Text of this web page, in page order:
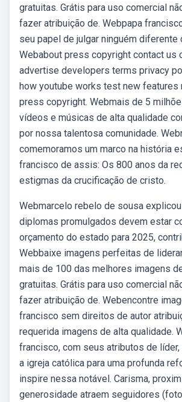
gratuitas. Grátis para uso comercial
fazer atribuição de. Webpapa
seu papel de julgar ninguém diferente
Webabout press copyright contact us
advertise developers terms privacy
how youtube works test new features
press copyright. Webmais de 5
vídeos e músicas de alta qualidade
por nossa talentosa comunidade.
comemoramos um marco na história
francisco de assis: Os 800 anos da
estigmas da crucificação de cristo.
Webmarcelo rebelo de sousa
diplomas promulgados devem estar
orçamento do estado para 2025,
Webbaixe imagens perfeitas de
mais de 100 das melhores imagens
gratuitas. Grátis para uso comercial
fazer atribuição de. Webencontre
francisco sem direitos de autor
requerida imagens de alta qualidade.
francisco, com seus atributos de
a igreja católica para uma profunda
inspire nessa notável. Carisma,
generosidade atraem seguidores